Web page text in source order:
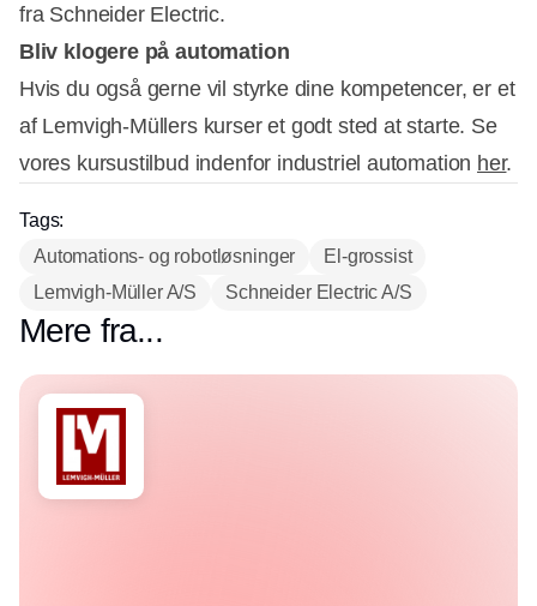
fra Schneider Electric.
Bliv klogere på automation
Hvis du også gerne vil styrke dine kompetencer, er et
af Lemvigh-Müllers kurser et godt sted at starte. Se
vores kursustilbud indenfor industriel automation her.
Tags:
Automations- og robotløsninger
El-grossist
Lemvigh-Müller A/S
Schneider Electric A/S
Mere fra...